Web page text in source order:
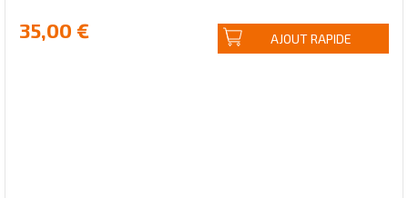
35,00 € AJOUT RAPIDE